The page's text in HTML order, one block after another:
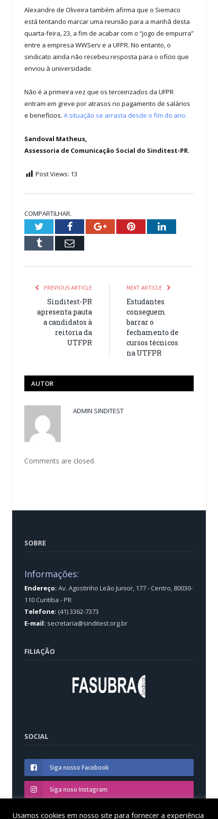
Alexandre de Oliveira também afirma que o Siemaco
está tentando marcar uma reunião para a manhã desta
quarta-feira, 23, a fim de acabar com o “jogo de empurra”
entre a empresa WWServ e a UFPR. No entanto, o
sindicato ainda não recebeu resposta para o ofício que
enviou à universidade.
Não é a primeira vez que os terceirizados da UFPR
entram em greve por atrasos no pagamento de salários
e benefícios. A situação se arrasta desde o fim do ano.
Sandoval Matheus,
Assessoria de Comunicação Social do Sinditest-PR.
Post Views: 13
COMPARTILHAR.
TwitterFacebookGoogle+PinterestLinkedIn
Tumblr Email
PREVIOUS ARTICLE
Sinditest-PR
apresenta pauta
a candidatos à
reitoria da
UTFPR
NEXT ARTICLE
Estudantes
conseguem
barrar o
fechamento de
cursos técnicos
na UTFPR
AUTOR
ADMIN SINDITEST
Comments are closed.
SOBRE
Informações:
Endereço: Av. Agostinho Leão Junior, 177 - Centro, 80030-
110 Curitiba - PR
Telefone: (41) 3362-7373
E-mail: secretaria@sinditest.org.br
FILIAÇÃO
SOCIAL
Siga nosso Facebook
Siga noso Instagram
Siga nosso YouTube
Usamos cookies em nosso site para fornecer a experiência